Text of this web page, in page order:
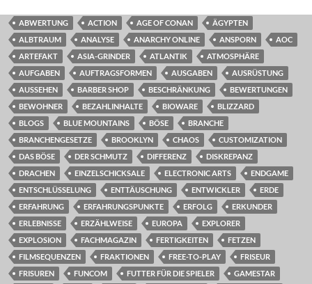
ABWERTUNG ACTION AGE OF CONAN
ÄGYPTEN
ALBTRAUM
ANALYSE ANARCHY ONLINE ANSPORN
AOC
ARTEFAKT
ASIA-GRINDER ATLANTIK
ATMOSPHÄRE
AUFGABEN
AUFTRAGSFORMEN AUSGABEN
AUSRÜSTUNG
AUSSEHEN
BARBER SHOP BESCHRÄNKUNG
BEWERTUNGEN
BEWOHNER
BEZAHLINHALTE BIOWARE
BLIZZARD
BLOGS
BLUE MOUNTAINS BÖSE
BRANCHE
BRANCHENGESETZE
BROOKLYN CHAOS
CUSTOMIZATION
DAS BÖSE
DER SCHMUTZ DIFFERENZ
DISKREPANZ
DRACHEN
EINZELSCHICKSALE ELECTRONIC ARTS
ENDGAME
ENTSCHLÜSSELUNG
ENTTÄUSCHUNG ENTWICKLER
ERDE
ERFAHRUNG
ERFAHRUNGSPUNKTE ERFOLG
ERKUNDER
ERLEBNISSE
ERZÄHLWEISE EUROPA
EXPLORER
EXPLOSION
FACHMAGAZIN FERTIGKEITEN
FETZEN
FILMSEQUENZEN
FRAKTIONEN FREE-TO-PLAY
FRISEUR
FRISUREN
FUNCOM FUTTER FÜR DIE SPIELER
GAMESTAR